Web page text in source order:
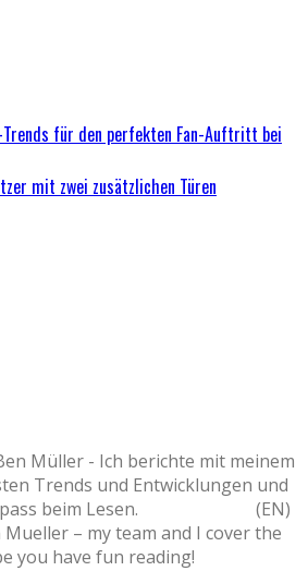
für den perfekten Fan-Auftritt bei
mit zwei zusätzlichen Türen
Müller - Ich berichte mit meinem
Trends und Entwicklungen und
Spass beim Lesen. (EN)
Mueller – my team and I cover the
you have fun reading!